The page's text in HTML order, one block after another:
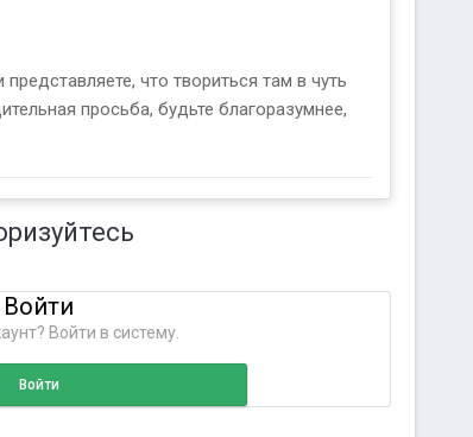
что твориться там в чуть
просьба, будьте благоразумнее,
Войти
Войти в систему.
Войти